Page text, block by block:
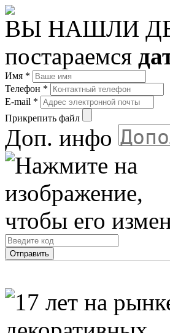
ВЫ НАШЛИ
постараемся
Имя *
Телефон *
E-mail *
Прикрепить файл
Доп. инфо